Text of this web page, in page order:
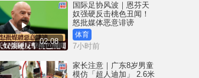
02:08
国际足协风波｜恩芬天
奴强硬反击桃色丑闻！
怒批媒体恶意诽谤
体育
7小时前
家长注意｜广东8岁男童
模仿「超人迪加」 2.6米